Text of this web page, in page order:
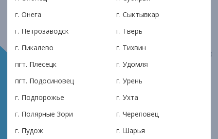
ЦБ РФ
Минимум документов
Паспорт, справка о доходах, при займе от 100 000
рублей КПК Илма вправе запросить поручителей
ставка
Никаких скрытых платежей и переплат
г. Онега
г. Петрозаводск
г. Пикалево
пгт. Плесецк
пгт. Подосиновец
г. Подпорожье
г. Полярные Зори
г. Пудож
г. Сыктывкар
г. Тверь
г. Тихвин
г. Удомля
г. Урень
г. Ухта
г. Череповец
г. Шарья